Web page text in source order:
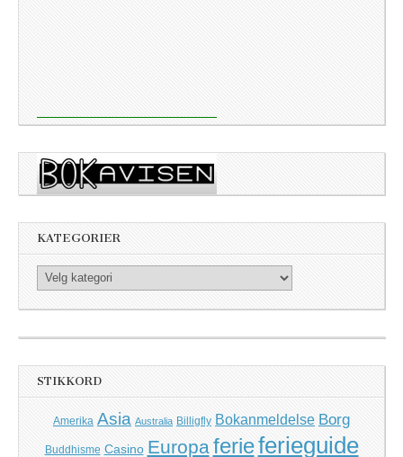
KATEGORIER
Kategorier
STIKKORD
Amerika Asia Australia Billigfly Bokanmeldelse Borg
Buddhisme Casino Europaferieferieguide